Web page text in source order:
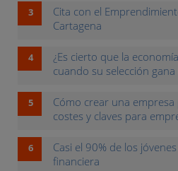
Cita con el
Cartagena
¿Es cierto que la
cuando su selección
Cómo crear una
costes y claves para
Casi el 90% de los
financiera